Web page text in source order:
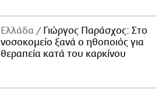
Ελλάδα
Γιώργος Παράσχος: Στο
νοσοκομείο ξανά ο ηθοποιός για
θεραπεία κατά του καρκίνου